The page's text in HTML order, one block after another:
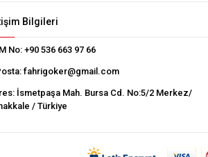
Bilgileri
No: +90 536 663 97 66
fahrigoker@gmail.com
İsmetpaşa Mah. Bursa Cd. No:5/2 Merkez/
/ Türkiye